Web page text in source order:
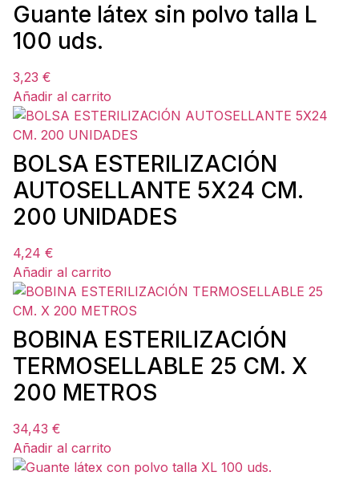
Guante látex sin polvo talla L
100 uds.
3,23 €
Añadir al carrito
BOLSA ESTERILIZACIÓN
AUTOSELLANTE 5X24 CM.
200 UNIDADES
4,24 €
Añadir al carrito
BOBINA ESTERILIZACIÓN
TERMOSELLABLE 25 CM. X
200 METROS
34,43 €
Añadir al carrito